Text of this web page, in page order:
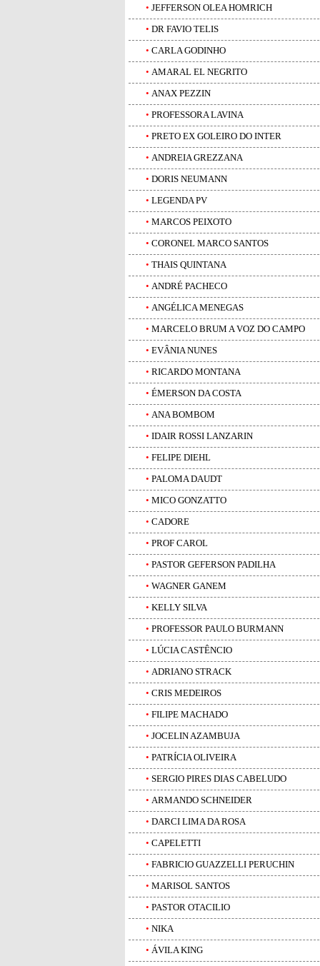
• JEFFERSON OLEA HOMRICH
• DR FAVIO TELIS
• CARLA GODINHO
• AMARAL EL NEGRITO
• ANAX PEZZIN
• PROFESSORA LAVINA
• PRETO EX GOLEIRO DO INTER
• ANDREIA GREZZANA
• DORIS NEUMANN
• LEGENDA PV
• MARCOS PEIXOTO
• CORONEL MARCO SANTOS
• THAIS QUINTANA
• ANDRÉ PACHECO
• ANGÉLICA MENEGAS
• MARCELO BRUM A VOZ DO CAMPO
• EVÂNIA NUNES
• RICARDO MONTANA
• ÉMERSON DA COSTA
• ANA BOMBOM
• IDAIR ROSSI LANZARIN
• FELIPE DIEHL
• PALOMA DAUDT
• MICO GONZATTO
• CADORE
• PROF CAROL
• PASTOR GEFERSON PADILHA
• WAGNER GANEM
• KELLY SILVA
• PROFESSOR PAULO BURMANN
• LÚCIA CASTÊNCIO
• ADRIANO STRACK
• CRIS MEDEIROS
• FILIPE MACHADO
• JOCELIN AZAMBUJA
• PATRÍCIA OLIVEIRA
• SERGIO PIRES DIAS CABELUDO
• ARMANDO SCHNEIDER
• DARCI LIMA DA ROSA
• CAPELETTI
• FABRICIO GUAZZELLI PERUCHIN
• MARISOL SANTOS
• PASTOR OTACILIO
• NIKA
• ÁVILA KING